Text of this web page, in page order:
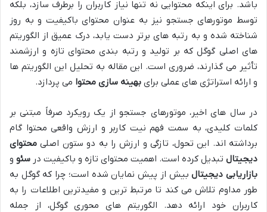
باشد. برای اینکه محتوایی نه تنها نیاز کاربران را برطرف سازد، بلکه
توسط موتورهای جستجو نیز به عنوان محتوای باکیفیت و به روز
شناخته شده و به رتبه های برتر دست یابد، درک عمیق از الگوریتم
های اصلی گوگل که بر تولید و رتبه بندی محتوای تازه و ارزشمند
تأثیر می گذارند، ضروری است. این مقاله به تحلیل این الگوریتم ها
و ارائه استراتژی های عملی برای بهینه سازی محتوا می پردازد.
در سال های اخیر، موتورهای جستجو از یک رویکرد صرفاً مبتنی بر
کلمات کلیدی، به سمت فهم نیت کاربر و ارزش واقعی محتوا گام
برداشته اند. این تحول، تازگی و ارزش را به دو ستون اصلی محتوای
دیجیتال تبدیل کرده است. اهمیت محتوای تازه و باکیفیت در سئو و
بازاریابی دیجیتالبیش از پیش نمایان شده است؛ چرا که گوگل به
طور مداوم تلاش می کند تا مرتبط ترین و مفیدترین اطلاعات را به
کاربران خود ارائه دهد. الگوریتم های محوری گوگل، از جمله